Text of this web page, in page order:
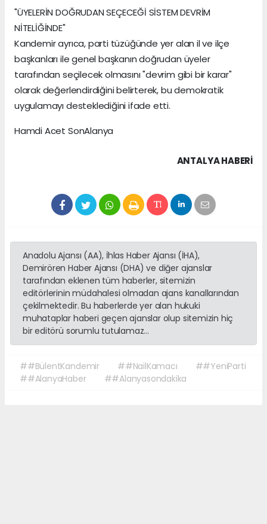
"ÜYELERİN DOĞRUDAN SEÇECEĞİ SİSTEM DEVRİM
NİTELİĞİNDE"
Kandemir ayrıca, parti tüzüğünde yer alan il ve ilçe
başkanları ile genel başkanın doğrudan üyeler
tarafından seçilecek olmasını "devrim gibi bir karar"
olarak değerlendirdiğini belirterek, bu demokratik
uygulamayı desteklediğini ifade etti.
Hamdi Acet SonAlanya
ANTALYA HABERİ
Anadolu Ajansı (AA), İhlas Haber Ajansı (İHA),
Demirören Haber Ajansı (DHA) ve diğer ajanslar
tarafından eklenen tüm haberler, sitemizin
editörlerinin müdahalesi olmadan ajans kanallarından
çekilmektedir. Bu haberlerde yer alan hukuki
muhataplar haberi geçen ajanslar olup sitemizin hiç
bir editörü sorumlu tutulamaz...
##BülentKandemir ##NailKamacı
##YeniParti
##AlanyaHaber
##Alanyasondakika